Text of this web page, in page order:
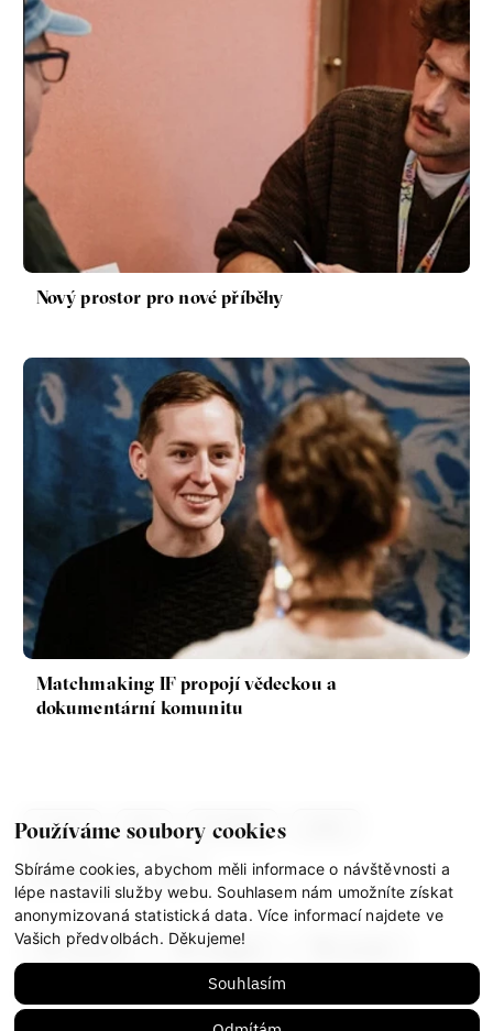
Používáme soubory cookies
Sbíráme cookies, abychom měli informace o návštěvnosti a
lépe nastavili služby webu. Souhlasem nám umožníte získat
anonymizovaná statistická data. Více informací najdete ve
Vašich předvolbách. Děkujeme!
Souhlasím
Nový prostor pro nové příběhy
Matchmaking IF propojí vědeckou a
dokumentární komunitu
co je if tým kontakty
partnerství gdpr
facebook instagram